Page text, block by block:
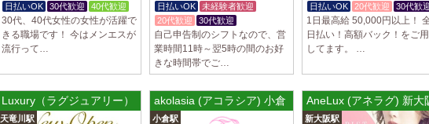
2025/04/02[千歳烏山駅]
LoveCHU (ラブチュ)
やる気のあるセラピスト大
人気セラピストになりたい
2025/03/31[八王子駅]
Diamond～ダイヤモン
日払いOK 30代歓迎 40代歓迎
30代、40代女性の女性が活躍で
きる職場です！ 今はメンエスが
流行って…
日払いOK
未経験者歓迎
20代歓迎
30代歓迎
自己申告制のシフトなので、営
業時間11時～翌5時の間のお好
きな時間帯でご…
日払いOK 20代歓迎 30代歓
1日最高給 50,000円以上！
日払い！高額バック！をご
してます。 …
Luxury（ラグジュアリー）
天竜川駅
akolasia (アコラシア) 小倉
小倉駅
AneLux (アネラグ) 新大
新大阪駅